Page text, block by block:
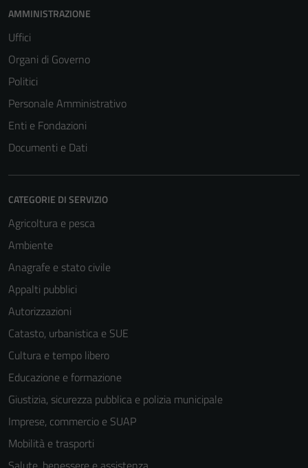
AMMINISTRAZIONE
Uffici
Organi di Governo
Politici
Personale Amministrativo
Enti e Fondazioni
Documenti e Dati
CATEGORIE DI SERVIZIO
Agricoltura e pesca
Ambiente
Anagrafe e stato civile
Appalti pubblici
Autorizzazioni
Catasto, urbanistica e SUE
Cultura e tempo libero
Educazione e formazione
Giustizia, sicurezza pubblica e polizia municipale
Imprese, commercio e SUAP
Mobilità e trasporti